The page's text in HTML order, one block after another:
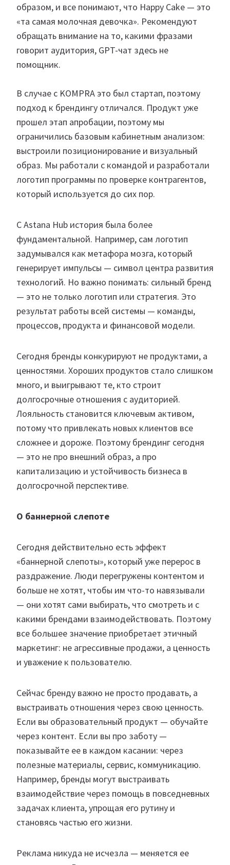
образом, и все понимают, что Happy Cake — это
«та самая молочная девочка». Рекомендуют
обращать внимание на то, какими фразами
говорит аудитория, GPT-чат здесь не
помощник.
В случае с KOMPRA это был стартап, поэтому
подход к брендингу отличался. Продукт уже
прошел этап апробации, поэтому мы
ограничились базовым кабинетным анализом:
выстроили позиционирование и визуальный
образ. Мы работали с командой и разработали
логотип программы по проверке контрагентов,
который используется до сих пор.
С Astana Hub история была более
фундаментальной. Например, сам логотип
задумывался как метафора мозга, который
генерирует импульсы — символ центра развития
технологий. Но важно понимать: сильный бренд
— это не только логотип или стратегия. Это
результат работы всей системы — команды,
процессов, продукта и финансовой модели.
Сегодня бренды конкурируют не продуктами, а
ценностями. Хороших продуктов стало слишком
много, и выигрывают те, кто строит
долгосрочные отношения с аудиторией.
Лояльность становится ключевым активом,
потому что привлекать новых клиентов все
сложнее и дороже. Поэтому брендинг сегодня
— это не про внешний образ, а про
капитализацию и устойчивость бизнеса в
долгосрочной перспективе.
О баннерной слепоте
Сегодня действительно есть эффект
«баннерной слепоты», который уже перерос в
раздражение. Люди перегружены контентом и
больше не хотят, чтобы им что-то навязывали
— они хотят сами выбирать, что смотреть и с
какими брендами взаимодействовать. Поэтому
все большее значение приобретает этичный
маркетинг: не агрессивные продажи, а ценность
и уважение к пользователю.
Сейчас бренду важно не просто продавать, а
выстраивать отношения через свою ценность.
Если вы образовательный продукт — обучайте
через контент. Если вы про заботу —
показывайте ее в каждом касании: через
полезные материалы, сервис, коммуникацию.
Например, бренды могут выстраивать
взаимодействие через помощь в повседневных
задачах клиента, упрощая его рутину и
становясь частью его жизни.
Реклама никуда не исчезла — меняется ее